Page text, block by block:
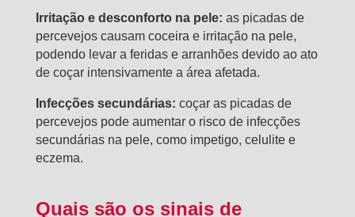
Irritação e desconforto na pele: as picadas de
percevejos causam coceira e irritação na pele,
podendo levar a feridas e arranhões devido ao ato
de coçar intensivamente a área afetada.
Infecções secundárias: coçar as picadas de
percevejos pode aumentar o risco de infecções
secundárias na pele, como impetigo, celulite e
eczema.
Quais são os sinais de